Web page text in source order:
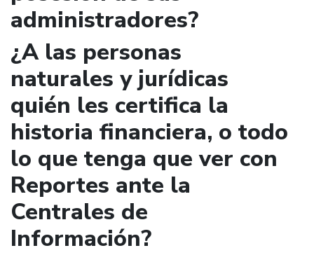
administradores?
¿A las personas
naturales y jurídicas
quién les certifica la
historia financiera, o todo
lo que tenga que ver con
Reportes ante la
Centrales de
Información?